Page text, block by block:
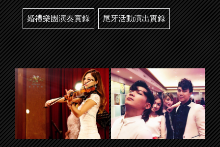
婚禮樂團演奏實錄 尾牙活動演出實錄